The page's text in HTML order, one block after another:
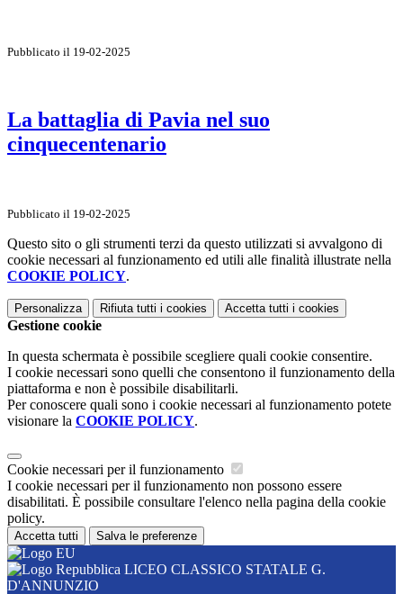
Pubblicato il 19-02-2025
La battaglia di Pavia nel suo
cinquecentenario
Pubblicato il 19-02-2025
Questo sito o gli strumenti terzi da questo utilizzati si avvalgono di
cookie necessari al funzionamento ed utili alle finalità illustrate nella
COOKIE POLICY.
Personalizza Rifiuta tutti i cookies Accetta tutti i cookies
Gestione cookie
In questa schermata è possibile scegliere quali cookie consentire.
I cookie necessari sono quelli che consentono il funzionamento della
piattaforma e non è possibile disabilitarli.
Per conoscere quali sono i cookie necessari al funzionamento potete
visionare la COOKIE POLICY.
Cookie necessari per il funzionamento
I cookie necessari per il funzionamento non possono essere
disabilitati. È possibile consultare l'elenco nella pagina della cookie
policy.
Accetta tutti Salva le preferenze
LICEO CLASSICO STATALE G.
D'ANNUNZIO